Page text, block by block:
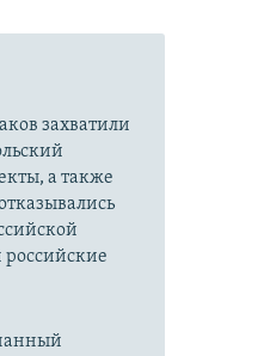
захватили
а также